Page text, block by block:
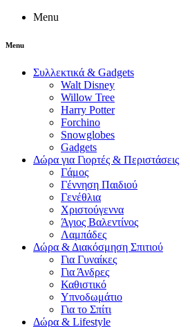
Menu
Menu
Συλλεκτικά & Gadgets
Walt Disney
Willow Tree
Harry Potter
Forchino
Snowglobes
Gadgets
Δώρα για Γιορτές & Περιστάσεις
Γάμος
Γέννηση Παιδιού
Γενέθλια
Χριστούγεννα
Άγιος Βαλεντίνος
Λαμπάδες
Δώρα & Διακόσμηση Σπιτιού
Για Γυναίκες
Για Άνδρες
Καθιστικό
Υπνοδωμάτιο
Για το Σπίτι
Δώρα & Lifestyle